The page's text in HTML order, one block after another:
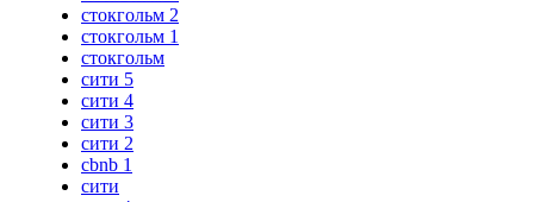
стокгольм 2
стокгольм 1
стокгольм
сити 5
сити 4
сити 3
сити 2
cbnb 1
сити